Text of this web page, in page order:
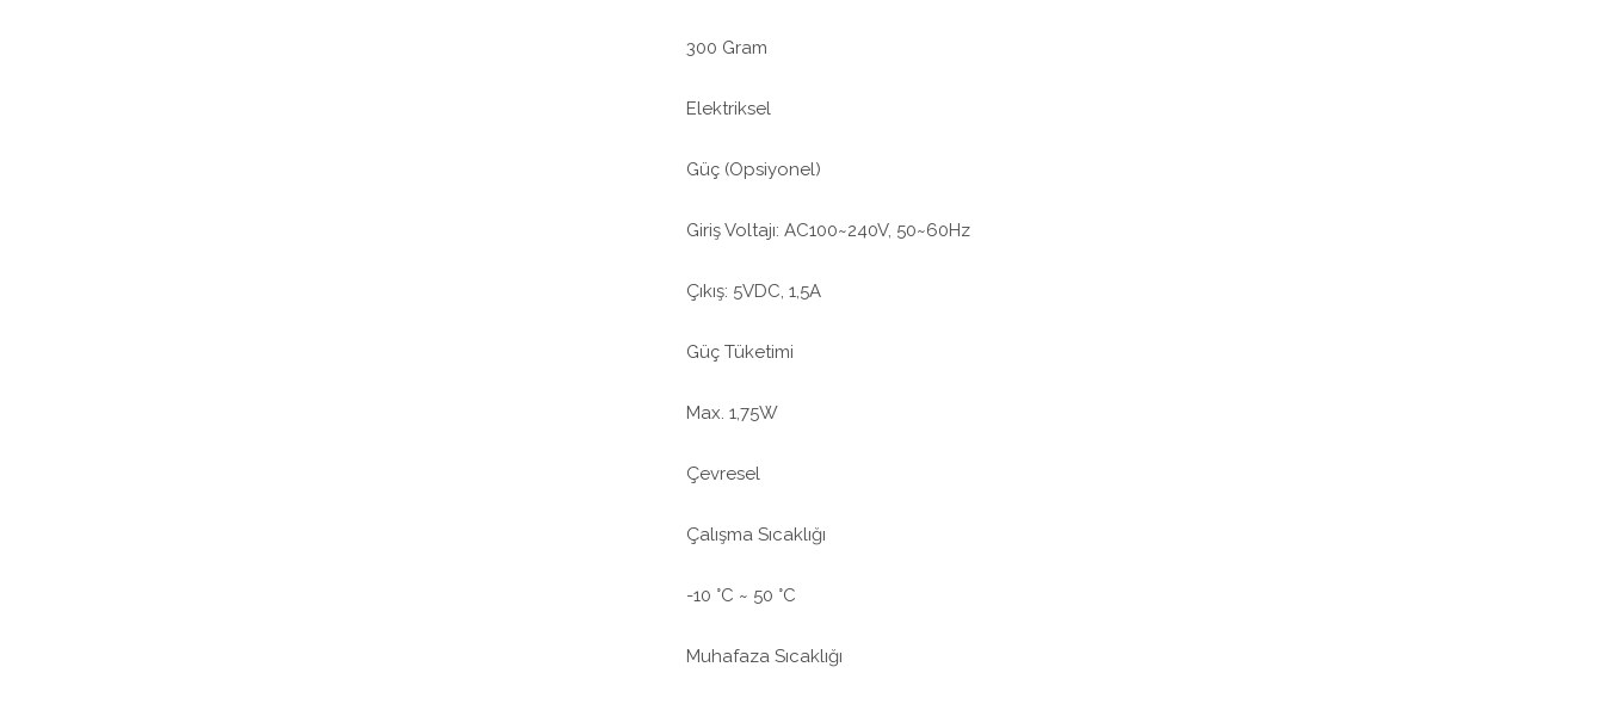
300 Gram
Elektriksel
Güç (Opsiyonel)
Giriş Voltajı: AC100~240V, 50~60Hz
Çıkış: 5VDC, 1,5A
Güç Tüketimi
Max. 1,75W
Çevresel
Çalışma Sıcaklığı
-10 °C ~ 50 °C
Muhafaza Sıcaklığı